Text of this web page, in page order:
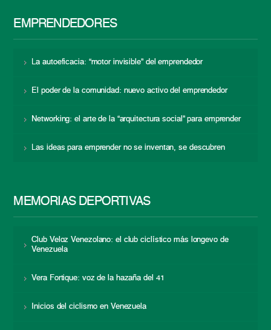
EMPRENDEDORES
La autoeficacia: “motor invisible” del emprendedor
El poder de la comunidad: nuevo activo del emprendedor
Networking: el arte de la “arquitectura social” para emprender
Las ideas para emprender no se inventan, se descubren
MEMORIAS DEPORTIVAS
Club Veloz Venezolano: el club ciclístico más longevo de
Venezuela
Vera Fortique: voz de la hazaña del 41
Inicios del ciclismo en Venezuela